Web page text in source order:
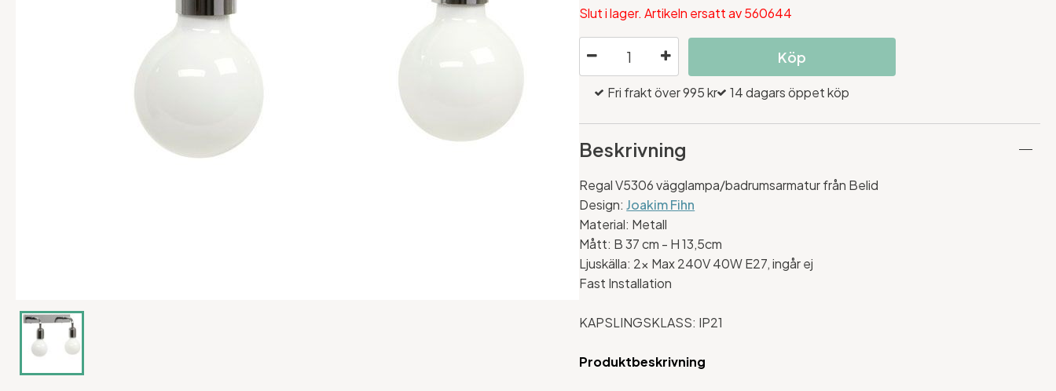
Slut i lager. Artikeln ersatt av 560644
Köp
Fri frakt över 995 kr 14 dagars öppet köp
Beskrivning
Regal V5306 vägglampa/badrumsarmatur från Belid
Design:Joakim Fihn
Material: Metall
Mått: B37 cm - H 13,5cm
Ljuskälla: 2x Max 240V 40W E27, ingår ej
Fast Installation
KAPSLINGSKLASS: IP21
Produktbeskrivning